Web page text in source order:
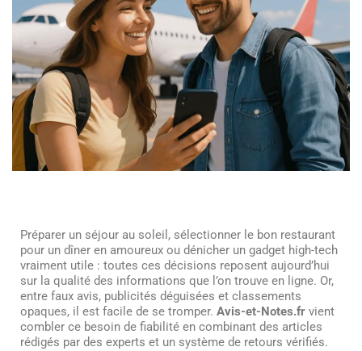
Préparer un séjour au soleil, sélectionner le bon restaurant
pour un dîner en amoureux ou dénicher un gadget high-tech
vraiment utile : toutes ces décisions reposent aujourd’hui
sur la qualité des informations que l’on trouve en ligne. Or,
entre faux avis, publicités déguisées et classements
opaques, il est facile de se tromper. Avis-et-Notes.fr vient
combler ce besoin de fiabilité en combinant des articles
rédigés par des experts et un système de retours vérifiés.